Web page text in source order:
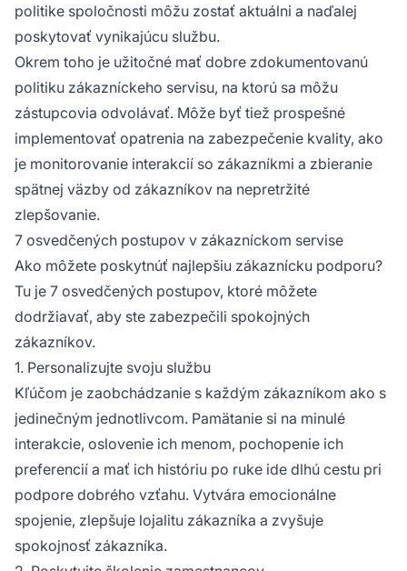
politike spoločnosti môžu zostať aktuálni a naďalej
poskytovať vynikajúcu službu.
Okrem toho je užitočné mať dobre zdokumentovanú
politiku zákazníckeho servisu, na ktorú sa môžu
zástupcovia odvolávať. Môže byť tiež prospešné
implementovať opatrenia na zabezpečenie kvality, ako
je monitorovanie interakcií so zákazníkmi a zbieranie
spätnej väzby od zákazníkov na nepretržité
zlepšovanie.
7 osvedčených postupov v zákazníckom servise
Ako môžete poskytnúť najlepšiu zákaznícku podporu?
Tu je 7 osvedčených postupov, ktoré môžete
dodržiavať, aby ste zabezpečili spokojných
zákazníkov.
1. Personalizujte svoju službu
Kľúčom je zaobchádzanie s každým zákazníkom ako s
jedinečným jednotlivcom. Pamätanie si na minulé
interakcie, oslovenie ich menom, pochopenie ich
preferencií a mať ich históriu po ruke ide dlhú cestu pri
podpore dobrého vzťahu. Vytvára emocionálne
spojenie, zlepšuje lojalitu zákazníka a zvyšuje
spokojnosť zákazníka.